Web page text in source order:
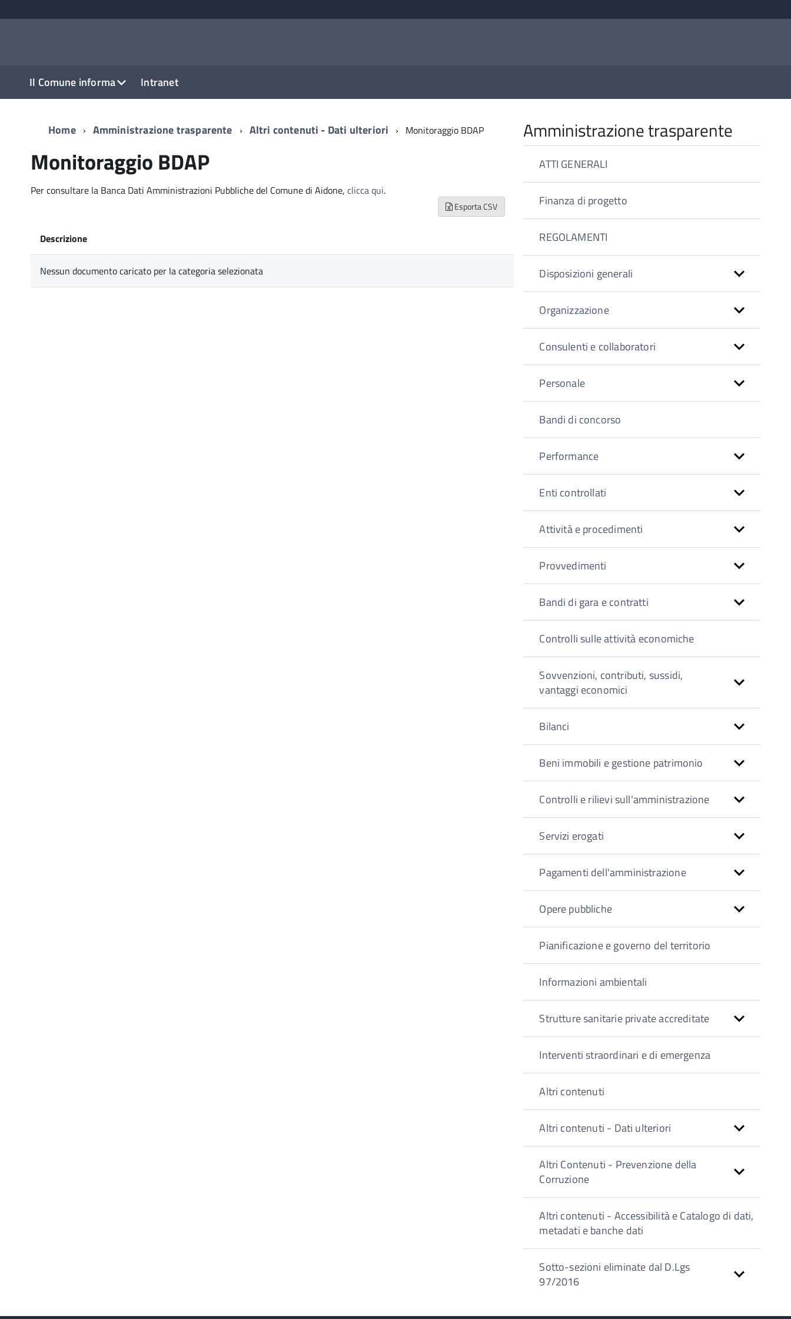
Il Comune informa Intranet
Home Amministrazione trasparente Altri contenuti - Dati ulteriori Monitoraggio BDAP
Monitoraggio BDAP
Per consultare la Banca Dati Amministrazioni Pubbliche del Comune di Aidone, clicca qui.
Esporta CSV
Descrizione
Nessun documento caricato per la categoria selezionata
Amministrazione trasparente
ATTI GENERALI
Finanza di progetto
REGOLAMENTI
Disposizioni generali
Organizzazione
Consulenti e collaboratori
Personale
Bandi di concorso
Performance
Enti controllati
Attività e procedimenti
Provvedimenti
Bandi di gara e contratti
Controlli sulle attività economiche
Sovvenzioni, contributi, sussidi,
vantaggi economici
Bilanci
Beni immobili e gestione patrimonio
Controlli e rilievi sull'amministrazione
Servizi erogati
Pagamenti dell'amministrazione
Opere pubbliche
Pianificazione e governo del territorio
Informazioni ambientali
Strutture sanitarie private accreditate
Interventi straordinari e di emergenza
Altri contenuti
Altri contenuti - Dati ulteriori
Altri Contenuti - Prevenzione della
Corruzione
Altri contenuti - Accessibilità e Catalogo di dati,
metadati e banche dati
Sotto-sezioni eliminate dal D.Lgs
97/2016